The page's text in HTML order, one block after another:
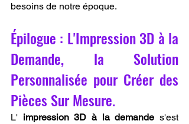
besoins de notre époque.
Épilogue : L'Impression 3D à la
Demande, la Solution
Personnalisée pour Créer des
Pièces Sur Mesure.
L' impression 3D à la demande s'est